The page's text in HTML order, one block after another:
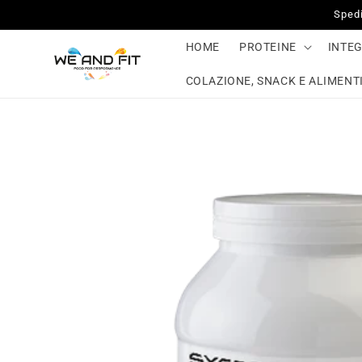
ai contenuti
HOME PROTEINE
COLAZIONE, SNACK E